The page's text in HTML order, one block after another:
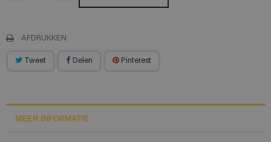
AFDRUKKEN
Tweet Delen Pinterest
MEER INFORMATIE